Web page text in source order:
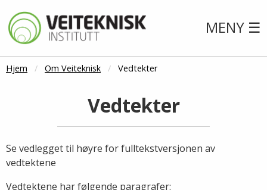
MENY ☰
Hjem Om Veiteknisk Vedtekter
Vedtekter
Se vedlegget til høyre for fulltekstversjonen av
vedtektene
Vedtektene har følgende paragrafer: